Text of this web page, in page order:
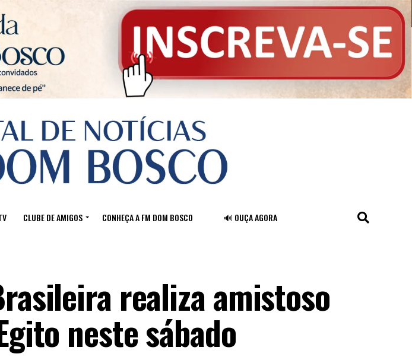
CLUBE DE AMIGOS CONHEÇA A FM DOM BOSCO 🔊 OUÇA AGORA
realiza amistoso
neste sábado
mobile